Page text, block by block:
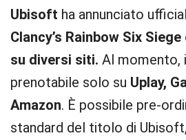
Ubisoft ha annunciato
Clancy’s Rainbow Six Siege
su diversi siti. Al momento,
prenotabile solo su Uplay,
Amazon. È possibile pre-
standard del titolo di